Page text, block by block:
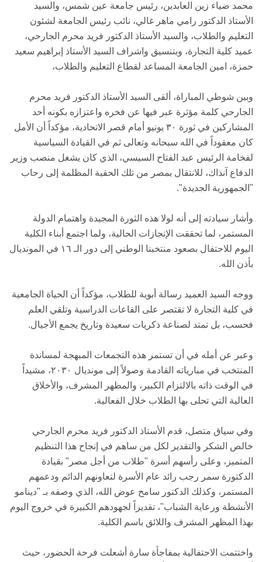
محمد ضياء زين العابدين، رئيس جامعة عين شمس، والسيد
الأستاذ الدكتور رامي ماهر غالي، نائب رئيس الجامعة لشئون
التعليم والطلاب، والسيد الأستاذ الدكتور فريد محرم الجارحي،
عميد كلية التجارة، وبتنسيق واشراف السيد الأستاذ إبراهيم سعيد
حمزة، امين الجامعة المساعد لقطاع التعليم والطلاب،
​وبين شوطي المباراة، ألقى السيد الأستاذ الدكتور فريد محرم
الجارحي كلمة مؤثرة عبر فيها عن فخره واعتزازه بكونه أحد
المشاركين في ثورة ٣٠ يونيو أمام قصر الاتحادية، مؤكداً أن الأمل
كان معقوداً في الله سبحانه وتعالى ثم في القيادة السياسية
لفخامة الرئيس عبد الفتاح السيسي، الذي كان يشغل منصب وزير
الدفاع آنذاك، للانتقال بمصر من تلك الحقبة المظلمة إلى رحاب
"الجمهورية الجديدة".
وأشار سيادته إلى أنه لولا هذه الثورة المجيدة واهتمام الدولة
المستمر، لما تحققت الإنجازات الحالية، ولما اجتمع أبناء الكلية
اليوم للاحتفال بصعود منتخبنا الوطني إلى دور الـ ١٦ في المونديال
بأذن الله.
​ووجه السيد العميد رسالة أبوية للطلاب، مؤكداً أن الحياة الجامعية
في كلية التجارة لا تقتصر على القاعات الدراسية وتلقي العلم
فحسب، بل تمتد لصناعة ذكريات سعيدة وتاريخ يجمع الأجيال.
وعبر عن أمله في أن تستمر هذه التجمعات المبهجة لمساندة
المنتخب في مبارياته القادمة وصولاً إلى مونديال ٢٠٣٠، مشيداً
في الوقت ذاته بالالتزام الكبير، والمظهر المشرف، والأخلاق
العالية التي تحلى بها الطلاب خلال الفعالية.
​وفي سياق متصل، قدم الأستاذ الدكتور فريد محرم الجارحي
خالص الشكر والتقدير لكل من ساهم في إنجاح هذا التنظيم
المتميز، وعلى رأسهم أسرة "طلاب من أجل مصر" بقيادة
الدكتورة سمر رجب رائد عام الأسرة لتعاونهم الدائم ودعمهم
المستمر، وكذلك الدكتور سامح عوض الله، الذي وصفه بـ "دينامو
الأنشطة ورعاية الشباب"، تقديراً لجهودهم الكبيرة في خروج اليوم
بهذا المظهر المشرف واللائق باسم الكلية.
​واختتمت الاحتفالية بمفاجأة سارة أشعلت فرحة الحضور، حيث